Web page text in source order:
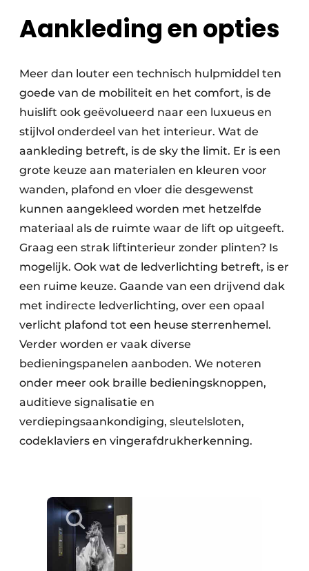
Aankleding en opties
Meer dan louter een technisch hulpmiddel ten
goede van de mobiliteit en het comfort, is de
huislift ook geëvolueerd naar een luxueus en
stijlvol onderdeel van het interieur. Wat de
aankleding betreft, is de sky the limit. Er is een
grote keuze aan materialen en kleuren voor
wanden, plafond en vloer die desgewenst
kunnen aangekleed worden met hetzelfde
materiaal als de ruimte waar de lift op uitgeeft.
Graag een strak liftinterieur zonder plinten? Is
mogelijk. Ook wat de ledverlichting betreft, is er
een ruime keuze. Gaande van een drijvend dak
met indirecte ledverlichting, over een opaal
verlicht plafond tot een heuse sterrenhemel.
Verder worden er vaak diverse
bedieningspanelen aanboden. We noteren
onder meer ook braille bedieningsknoppen,
auditieve signalisatie en
verdiepingsaankondiging, sleutelsloten,
codeklaviers en vingerafdrukherkenning.